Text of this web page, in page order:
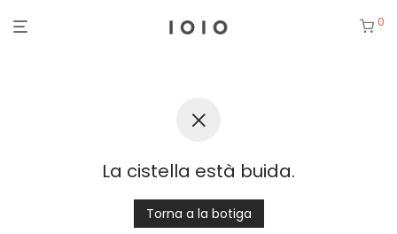
0
La cistella està buida.
Torna a la botiga